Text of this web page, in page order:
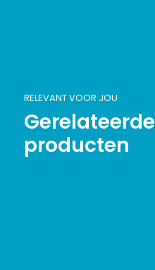
RELEVANT VOOR JOU
Gerelateerde
producten